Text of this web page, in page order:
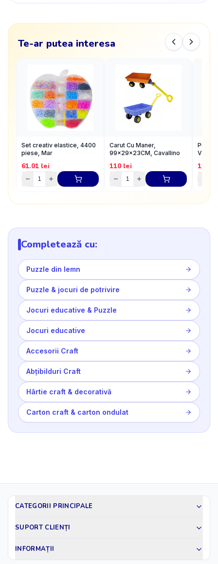
Te-ar putea interesa
Set creativ elastice, 4400
piese, Mar
61.01 lei
Carut Cu Maner,
99x29x23CM, Cavallino
110 lei 18
Completează cu:
Puzzle din lemn
Puzzle & jocuri de potrivire
Jocuri educative & Puzzle
Jocuri educative
Accesorii Craft
Abțibilduri Craft
Hârtie craft & decorativă
Carton craft & carton ondulat
CATEGORII PRINCIPALE
SUPORT CLIENȚI
INFORMAȚII